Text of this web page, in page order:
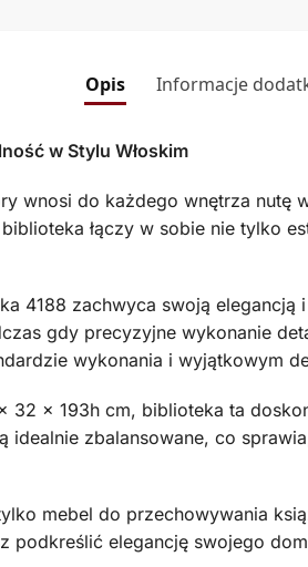
Opis Informacje
w Stylu Włoskim
wnosi do każdego wnętrza nutę
łączy w sobie nie tylko
4188 zachwyca swoją
gdy precyzyjne wykonanie
wykonania i wyjątkowym
32 x 193h cm, biblioteka ta
zbalansowane, co
mebel do przechowywania
podkreślić elegancję swojego